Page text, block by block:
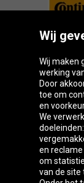
Belgique
Wij
Wij maken
werking
Door
toe om
en
We
en
om
van de site